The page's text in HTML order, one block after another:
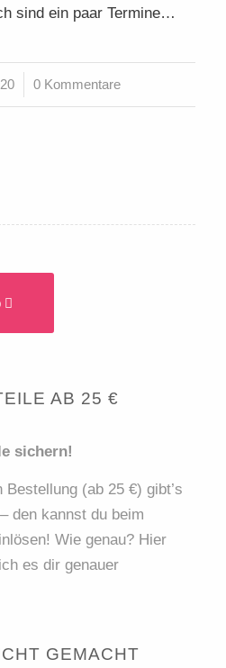
sind ein paar Termine…
0 Kommentare
AB 25 €
sichern!
(ab 25 €) gibt’s
den kannst du beim
Wie genau? Hier
es dir genauer
GEMACHT